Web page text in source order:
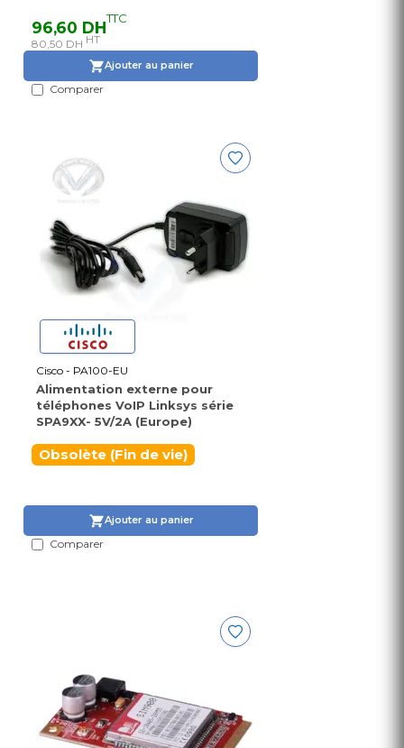
96,60 DHTTC
80,50 DH HT
Ajouter au panier
Comparer
Cisco - PA100-EU
Alimentation externe pour
téléphones VoIP Linksys série
SPA9XX- 5V/2A (Europe)
Obsolète (Fin de vie)
Ajouter au panier
Comparer